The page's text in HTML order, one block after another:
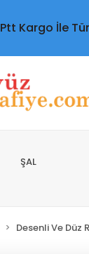
Ptt Kargo İle
ŞAL
Desenli Ve Düz